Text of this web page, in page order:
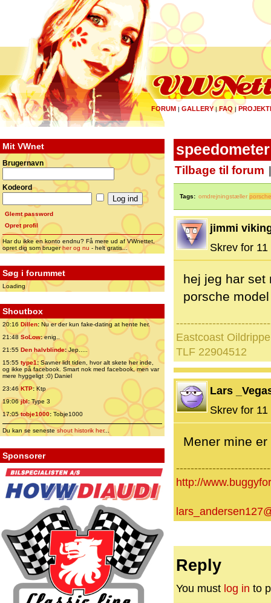
FORUM | GALLERY|FAQ |
Mit VWnet
Brugernavn
Kodeord
Glemt password
Opret profil
Har du ikke en konto endnu? Få mere ud af VWnettet,
opret dig som brugerher og nu - helt gratis...
Søg i forummet
Loading
Shoutbox
20:16 Dillen: Nu er der kun fake-dating at hente her.
21:48 SoLow:enig..
21:55 Den halvblinde:Jep.....
15:55 type1:Savner lidt tiden, hvor alt skete her inde,
og ikke på facebook. Smart nok med facebook, men var
mere hyggeligt ;0) Daniel
23:46 KTP:Ktp
19:06jbl:Type 3
17:05tobje1000: Tobje1000
Du kan se senesteshout historik her...
Sponsorer
Tilbage til forum
Tags: omdrejningstæller porsche
jimmi
Skrev for
hej jeg har set
porsche
Eastcoast
TLF 22904512
Lars
Skrev for
Mener mine
http://
Reply
You must log in to